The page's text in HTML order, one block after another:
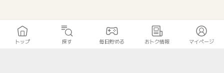
トップ 探す 毎日貯める おトク情報 マイページ